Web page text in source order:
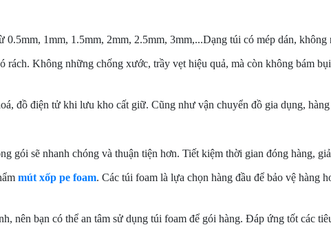
1mm, 1.5mm, 2mm, 2.5mm, 3mm,...Dạng túi có mép dán, không
rách. Không những chống xước, trầy vẹt hiệu quả, mà còn không bám
đồ điện tử khi lưu kho cất giữ. Cũng như vận chuyển đồ gia dụng,
gói sẽ nhanh chóng và thuận tiện hơn. Tiết kiệm thời gian đóng hàng,
mút xốp pe foam. Các túi foam là lựa chọn hàng đầu để bảo vệ hàng
nên bạn có thể an tâm sử dụng túi foam để gói hàng. Đáp ứng tốt các